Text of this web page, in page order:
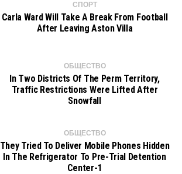
СПОРТ
Carla Ward Will Take A Break From Football
After Leaving Aston Villa
ОБЩЕСТВО
In Two Districts Of The Perm Territory,
Traffic Restrictions Were Lifted After
Snowfall
ОБЩЕСТВО
They Tried To Deliver Mobile Phones Hidden
In The Refrigerator To Pre-Trial Detention
Center-1